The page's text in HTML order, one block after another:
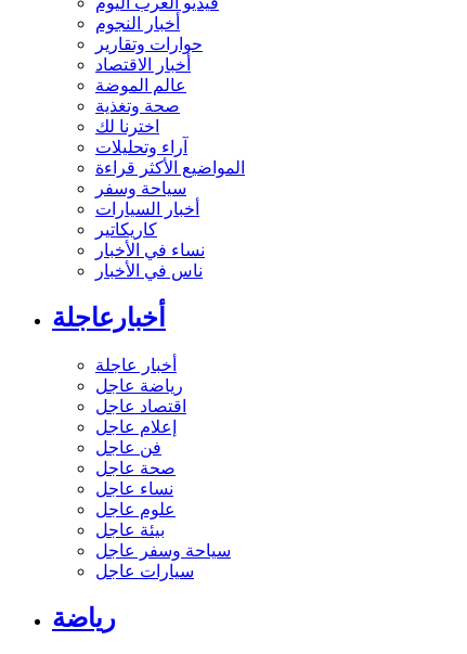
أخبار النجوم
حوارات وتقارير
أخبار الاقتصاد
عالم الموضة
صحة وتغذية
اخترنا لك
آراء وتحليلات
المواضيع الأكثر قراءة
سياحة وسفر
أخبار السيارات
كاريكاتير
نساء في الأخبار
ناس في الأخبار
أخبارعاجلة
أخبار عاجلة
رياضة عاجل
اقتصاد عاجل
إعلام عاجل
فن عاجل
صحة عاجل
نساء عاجل
علوم عاجل
بيئة عاجل
سياحة وسفر عاجل
سيارات عاجل
رياضة